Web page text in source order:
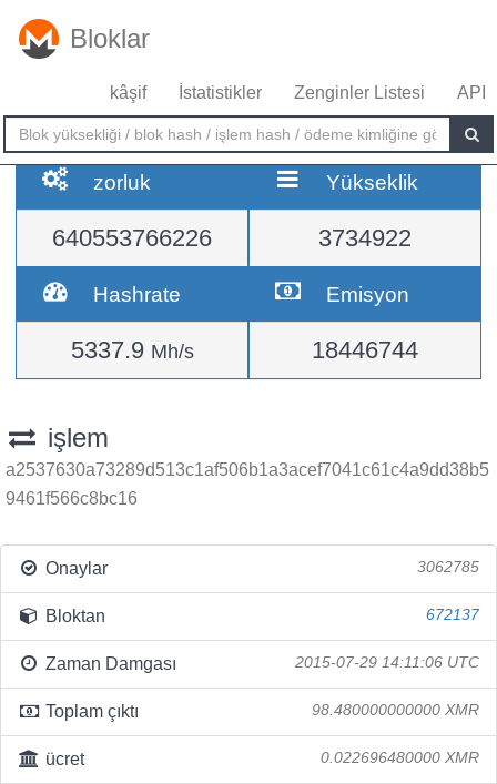
Bloklar
kâşif İstatistikler Zenginler Listesi API
zorluk
640553766226
Yükseklik
3734922
Hashrate
5337.9 Mh/s
Emisyon
18446744
işlem
a2537630a73289d513c1af506b1a3acef7041c61c4a9dd38b5
9461f566c8bc16
Onaylar 3062785
Bloktan 672137
Zaman Damgası 2015-07-29 14:11:06 UTC
Toplam çıktı 98.480000000000 XMR
ücret 0.022696480000 XMR